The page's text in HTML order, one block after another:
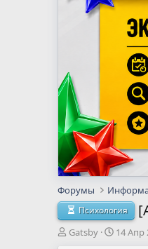
Форумы
Психология
А
Gatsby
Д
14 Апр